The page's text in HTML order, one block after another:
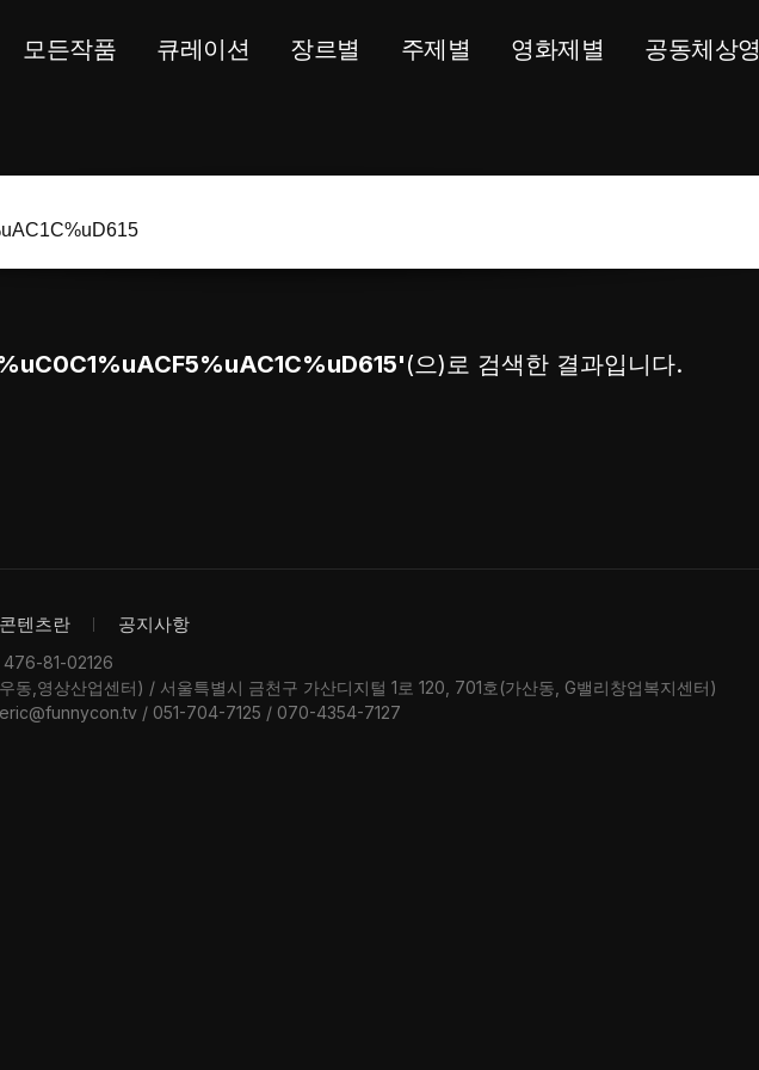
모든작품 큐레이션 장르별 주제별 영화제별 공동체상영
(으)로 검색한 결과입니다.
텐츠란 공지사항
476-81-02126
,영상산업센터) / 서울특별시 금천구 가산디지털 1로 120, 701호(가산동, G밸리창업복지센터)
/ 051-704-7125 / 070-4354-7127